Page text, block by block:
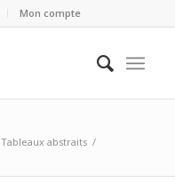
Mon compte
Tableaux abstraits /